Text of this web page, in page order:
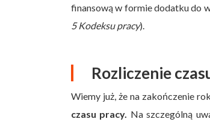
finansową w formie dodatku do
5 Kodeksu pracy).
Rozliczenie
Wiemy już, że na zakończenie
czasu pracy. Na szczególną